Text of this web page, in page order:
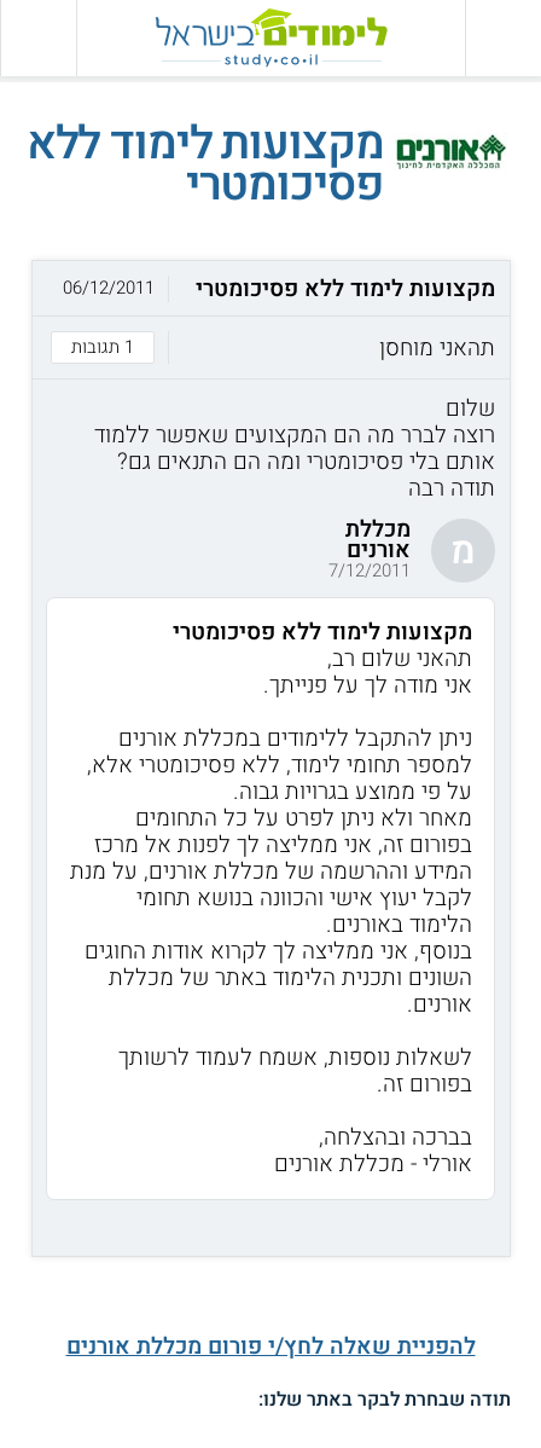
מקצועות לימוד ללא
פסיכומטרי
מקצועות לימוד ללא פסיכומטרי
תהאני מוחסן
1 תגובות
06/12/2011
שלום
רוצה לברר מה הם המקצועים שאפשר ללמוד
אותם בלי פסיכומטרי ומה הם התנאים גם?
תודה רבה
מ מכללת
אורנים
7/12/2011
מקצועות לימוד ללא פסיכומטרי
תהאני שלום רב,
אני מודה לך על פנייתך.
ניתן להתקבל ללימודים במכללת אורנים
למספר תחומי לימוד, ללא פסיכומטרי אלא,
על פי ממוצע בגרויות גבוה.
מאחר ולא ניתן לפרט על כל התחומים
בפורום זה, אני ממליצה לך לפנות אל מרכז
המידע וההרשמה של מכללת אורנים, על מנת
לקבל יעוץ אישי והכוונה בנושא תחומי
הלימוד באורנים.
בנוסף, אני ממליצה לך לקרוא אודות החוגים
השונים ותכנית הלימוד באתר של מכללת
אורנים.
לשאלות נוספות, אשמח לעמוד לרשותך
בפורום זה.
בברכה ובהצלחה,
אורלי - מכללת אורנים
להפניית שאלה לחץ/י פורום מכללת אורנים
תודה שבחרת לבקר באתר שלנו: